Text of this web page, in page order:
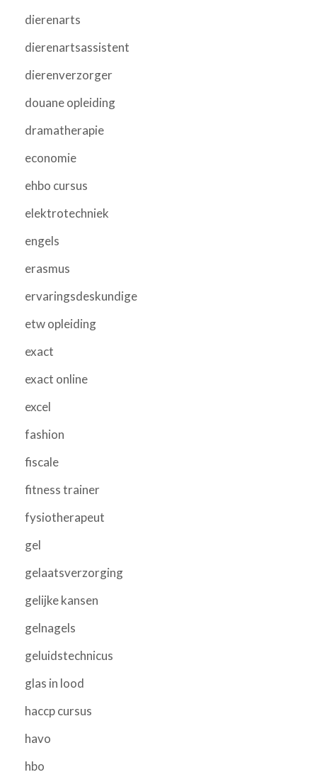
dierenarts
dierenartsassistent
dierenverzorger
douane opleiding
dramatherapie
economie
ehbo cursus
elektrotechniek
engels
erasmus
ervaringsdeskundige
etw opleiding
exact
exact online
excel
fashion
fiscale
fitness trainer
fysiotherapeut
gel
gelaatsverzorging
gelijke kansen
gelnagels
geluidstechnicus
glas in lood
haccp cursus
havo
hbo